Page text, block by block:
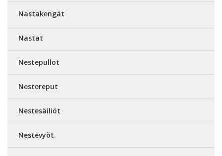
Nastakengät
Nastat
Nestepullot
Nestereput
Nestesäiliöt
Nestevyöt